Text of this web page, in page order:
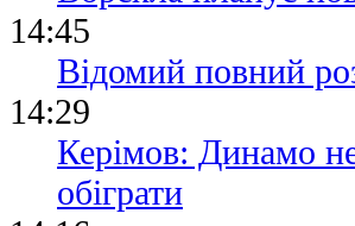
14:45
Відомий повний
14:29
Керімов: Динамо
обіграти